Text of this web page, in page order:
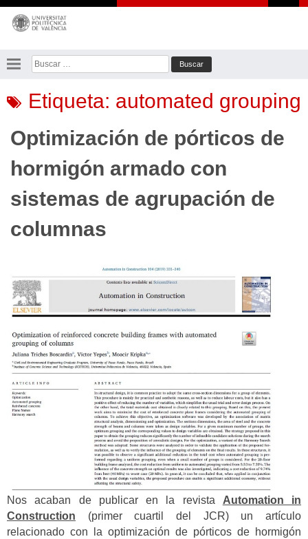
Saltar
contenido
Buscar:
Etiqueta: automated grouping
Optimización de pórticos de
hormigón armado con
sistemas de agrupación de
columnas
Nos acaban de publicar en la revista Automation in
Construction (primer cuartil del JCR) un artículo
relacionado con la optimización de pórticos de hormigón